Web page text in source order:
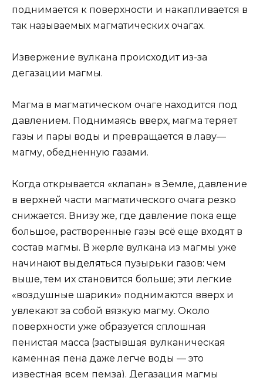
поднимается к поверхности и накапливается в
так называемых магматических очагах.
Извержение вулкана происходит из-за
дегазации магмы.
Магма в магматическом очаге находится под
давлением. Поднимаясь вверх, магма теряет
газы и пары воды и превращается в лаву—
магму, обедненную газами.
Когда открывается «клапан» в Земле, давление
в верхней части магматического очага резко
снижается. Внизу же, где давление пока еще
большое, растворенные газы всё еще входят в
состав магмы. В жерле вулкана из магмы уже
начинают выделяться пузырьки газов: чем
выше, тем их становится больше; эти легкие
«воздушные шарики» поднимаются вверх и
увлекают за собой вязкую магму. Около
поверхности уже образуется сплошная
пенистая масса (застывшая вулканическая
каменная пена даже легче воды — это
известная всем пемза). Дегазация магмы